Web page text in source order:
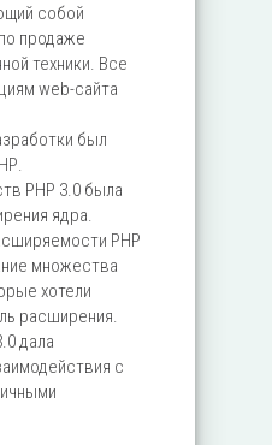
собой
продаже
техники. Все
web-сайта
был
PHP 3.0 была
ядра.
PHP
множества
хотели
расширения.
дала
с